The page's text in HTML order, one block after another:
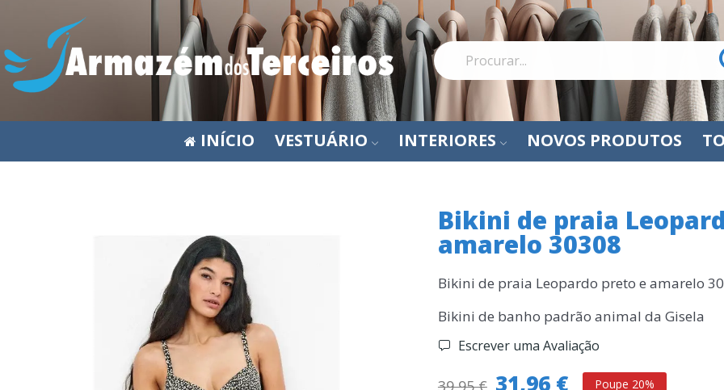
INÍCIO VESTUÁRIO INTERIORES NOVOS PRODUTOS
Bikini de praia
amarelo 30308
Bikini de praia Leopardo preto e amarelo
Bikini de banho padrão animal da Gisela
Escrever uma Avaliação
39,95 € 31,96 € Poupe 20%